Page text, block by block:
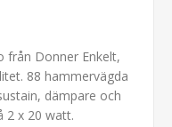
från Donner Enkelt,
88 hammervägda
dämpare och
2 x 20 watt.